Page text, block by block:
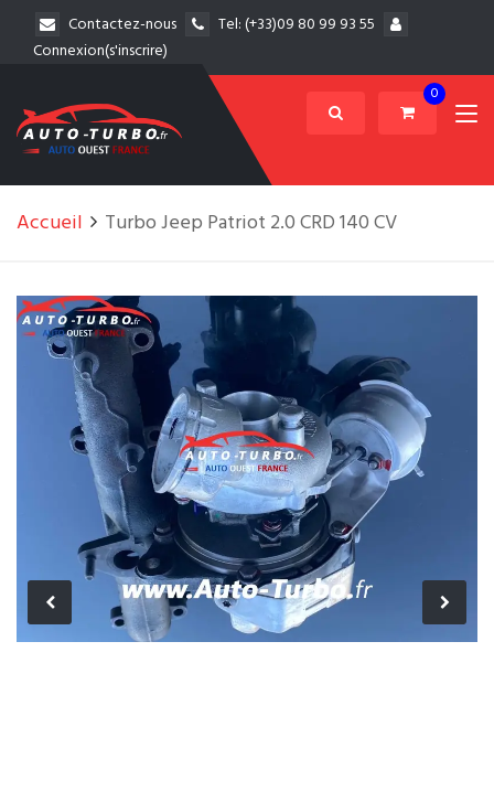
Contactez-nous Tel:(+33)09 80 99 93 55
Connexion(s'inscrire)
0
Accueil Turbo Jeep Patriot 2.0 CRD 140 CV